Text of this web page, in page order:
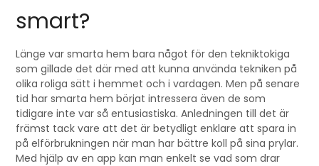
smart?
Länge var smarta hem bara något för den tekniktokiga
som gillade det där med att kunna använda tekniken på
olika roliga sätt i hemmet och i vardagen. Men på senare
tid har smarta hem börjat intressera även de som
tidigare inte var så entusiastiska. Anledningen till det är
främst tack vare att det är betydligt enklare att spara in
på elförbrukningen när man har bättre koll på sina prylar.
Med hjälp av en app kan man enkelt se vad som drar